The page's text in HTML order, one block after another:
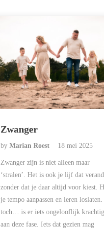
Zwanger
by Marian Roest 18 mei 2025
Zwanger zijn is niet alleen maar
‘stralen’. Het is ook je lijf dat
zonder dat je daar altijd voor kiest.
je tempo aanpassen en leren
toch… is er iets ongelooflijk
aan deze fase. Iets dat gezien mag